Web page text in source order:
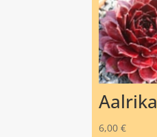
Aalrika
6,00€